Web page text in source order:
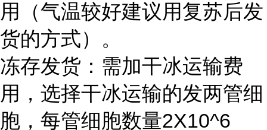
用（气温较好建议用复苏后发
货的方式）。
冻存发货：需加干冰运输费
用，选择干冰运输的发两管细
胞，每管细胞数量2X10^6